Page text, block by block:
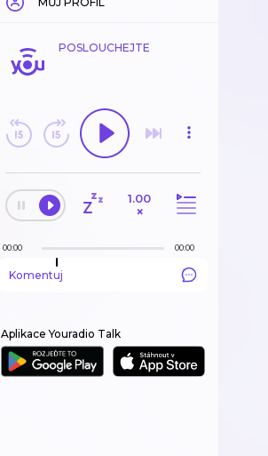
POSLOUCHEJTE
1.00
×
00:00 00:00
Komentuj
Aplikace Youradio Talk